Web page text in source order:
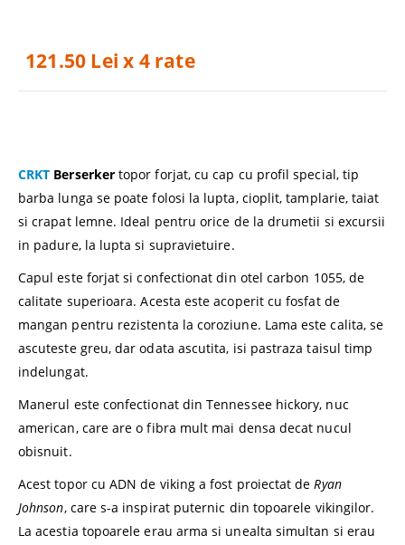
121.50 Lei x 4 rate
CRKT Berserkertopor forjat, cu cap cu profil special, tip
barba lunga se poate folosi la lupta, cioplit, tamplarie, taiat
si crapat lemne. Ideal pentru orice de la drumetii si excursii
in padure, la lupta si supravietuire.
Capul este forjat si confectionat din otel carbon 1055, de
calitate superioara. Acesta este acoperit cu fosfat de
mangan pentru rezistenta la coroziune. Lama este calita, se
ascuteste greu, dar odata ascutita, isi pastraza taisul timp
indelungat.
Manerul este confectionat din Tennessee hickory, nuc
american, care are o fibra mult mai densa decat nucul
obisnuit.
Acest topor cu ADN de viking a fost proiectat deRyan
Johnson, care s-a inspirat puternic din topoarele vikingilor.
La acestia topoarele erau arma si unealta simultan si erau